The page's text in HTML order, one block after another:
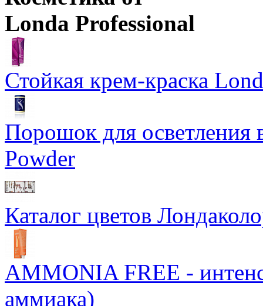
Londa Professional
Стойкая крем-краска
Порошок для
Powder
Каталог цветов
AMMONIA FREE -
аммиака)